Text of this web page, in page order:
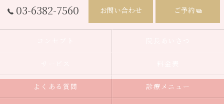
03-6382-7560 お問い合わせ ご予約
よくある質問 診療メニュー